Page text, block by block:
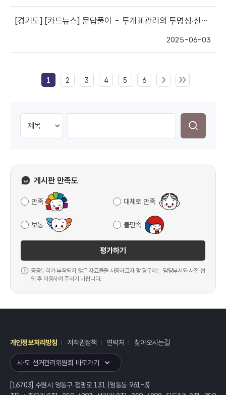
[경기도] [카드뉴스] 문답풀이 - 투개표관리의 투명성·신뢰성 강화
2025-06-03
1 2 3 4 5 6
게시판 만족도
만족 대체로 만족
보통 불만족
평가하기
공공누리가 부착되지 않은 자료들을 사용하고자 할 경우에는 담당부서와 사전 협
의 후 이용하여 주시기 바랍니다.
개인정보처리방침 저작권정책 연락처 찾아오시는길
시·도 선거관리위원회 바로가기
[16703] 수원시 영통구 청명로 131 (영통동 961-3)